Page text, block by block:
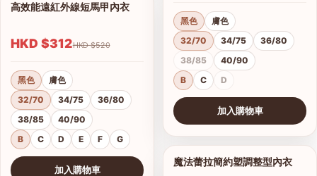
1/14
高效能遠紅外線短馬甲內衣
HKD $312 HKD $520
黑色
膚色
32/70
34/75
36/80
38/85
40/90
B
C D E F G
加入購物車
黑色
膚色
32/70
34/75
36/80
38/85
40/90
B
C D
加入購物車
1/10
查看圖片
魔法蕾拉簡約塑調整型內衣